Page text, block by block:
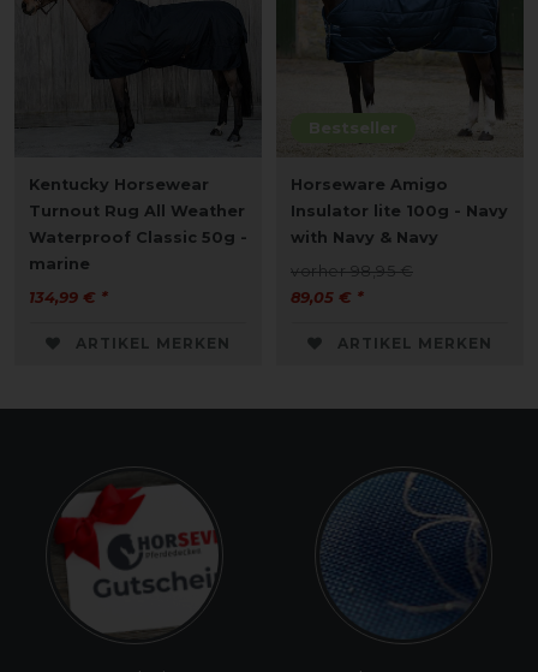
Kentucky Horsewear
Turnout Rug All Weather
Waterproof Classic 50g -
marine
134,99 € *
ARTIKEL MERKEN
Bestseller
Horseware Amigo
Insulator lite 100g - Navy
with Navy & Navy
vorher 98,95 €
89,05 € *
ARTIKEL MERKEN